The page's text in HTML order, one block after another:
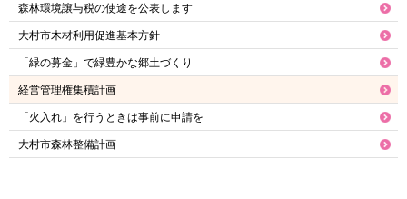
森林環境譲与税の使途を公表します
大村市木材利用促進基本方針
「緑の募金」で緑豊かな郷土づくり
経営管理権集積計画
「火入れ」を行うときは事前に申請を
大村市森林整備計画